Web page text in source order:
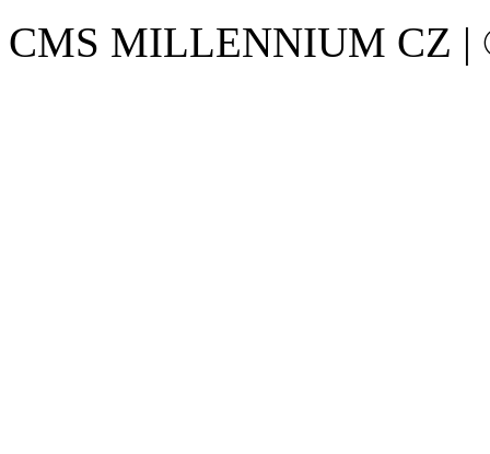
CMS MILLENNIUM CZ |